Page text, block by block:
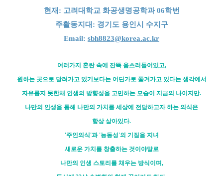
현재: 고려대학교 화공생명공학과 06학번
주활동지대: 경기도 용인시 수지구
Email: sbh8823@korea.ac.kr
여러가지 혼란 속에 잔뜩 움츠러들어있고,
원하는 곳으로 달려가고 있기보다는 어딘가로 쫓겨가고 있다는 생각에서
자유롭지 못한채 인생의 방향성을 고민하는 모습이 지금의 나이지만.
나만의 인생을 통해 나만의 가치를 세상에 전달하고자 하는 의식은
항상 살아있다.
'주인의식'과 '능동성'의 기질을 지녀
새로운 가치를 창출하는 것이야말로
나만의 인생 스토리를 채우는 방식이며,